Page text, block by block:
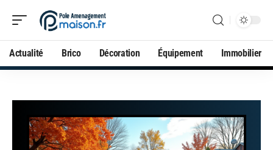
Actualité Brico Décoration Équipement Immobilier